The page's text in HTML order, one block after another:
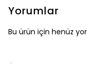
Yorumlar
Bu ürün için henüz